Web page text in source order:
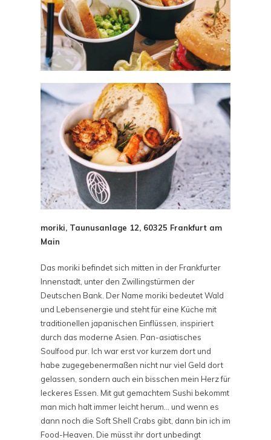
moriki, Taunusanlage 12, 60325 Frankfurt am
Main
Das moriki befindet sich mitten in der Frankfurter
Innenstadt, unter den Zwillingstürmen der
Deutschen Bank. Der Name moriki bedeutet Wald
und Lebensenergie und steht für eine Küche mit
traditionellen japanischen Einflüssen, inspiriert
durch das moderne Asien. Pan-asiatisches
Soulfood pur. Ich war erst vor kurzem dort und
habe zugegebenermaßen nicht nur viel Geld dort
gelassen, sondern auch ein bisschen mein Herz für
leckeres Essen. Mit gut gemachtem Sushi bekommt
man mich halt immer leicht herum… und wenn es
dann noch die Soft Shell Crabs gibt, dann bin ich im
Food-Heaven. Die müsst ihr dort unbedingt